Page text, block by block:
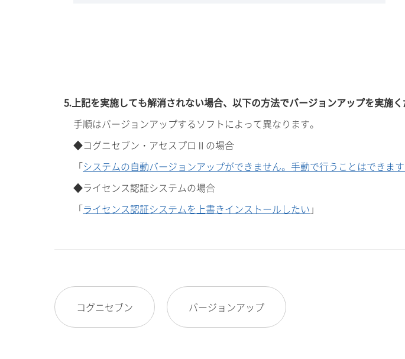
5.上記を実施しても解消されない場合、以下の方法でバージョンアップを実施く
手順はバージョンアップするソフトによって異なります。
◆コグニセブン・アセスプロⅡの場合
「システムの自動バージョンアップができません。手動で行うことはできます
◆ライセンス認証システムの場合
「ライセンス認証システムを上書きインストールしたい 」
コグニセブン バージョンアップ